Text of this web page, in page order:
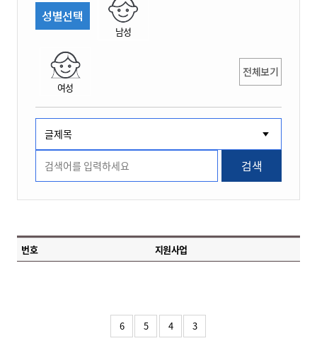
성별선택
남성
여성
전체보기
검색
번호 지원사업
6 5 4 3